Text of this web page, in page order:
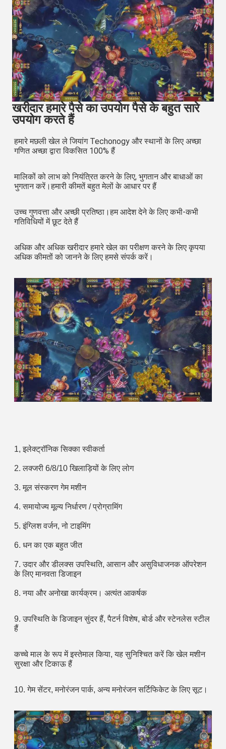
खरीदार हमारे पैसे का उपयोग पैसे के बहुत सारे
उपयोग करते हैं
हमारे मछली खेल ले जियांग Techonogy और स्थानों के लिए अच्छा
गणित अच्छा द्वारा विकसित 100% हैं
मालिकों को लाभ को नियंत्रित करने के लिए, भुगतान और बाधाओं का
भुगतान करें।हमारी कीमतें बहुत मेलों के आधार पर हैं
उच्च गुणवत्ता और अच्छी प्रतिष्ठा।हम आदेश देने के लिए कभी-कभी
गतिविधियों में छूट देते हैं
अधिक और अधिक खरीदार हमारे खेल का परीक्षण करने के लिए कृपया
अधिक कीमतों को जानने के लिए हमसे संपर्क करें।
1, इलेक्ट्रॉनिक सिक्का स्वीकर्ता
2. लक्जरी 6/8/10 खिलाड़ियों के लिए लोग
3. मूल संस्करण गेम मशीन
4. समायोज्य मूल्य निर्धारण / प्रोग्रामिंग
5. इंग्लिश वर्जन, नो टाइमिंग
6. धन का एक बहुत जीत
7. उदार और डीलक्स उपस्थिति, आसान और असुविधाजनक ऑपरेशन
के लिए मानवता डिजाइन
8. नया और अनोखा कार्यक्रम। अत्यंत आकर्षक
9. उपस्थिति के डिजाइन सुंदर हैं, पैटर्न विशेष, बोर्ड और स्टेनलेस स्टील
हैं
कच्चे माल के रूप में इस्तेमाल किया, यह सुनिश्चित करें कि खेल मशीन
सुरक्षा और टिकाऊ हैं
10. गेम सेंटर, मनोरंजन पार्क, अन्य मनोरंजन सर्टिफिकेट के लिए सूट।